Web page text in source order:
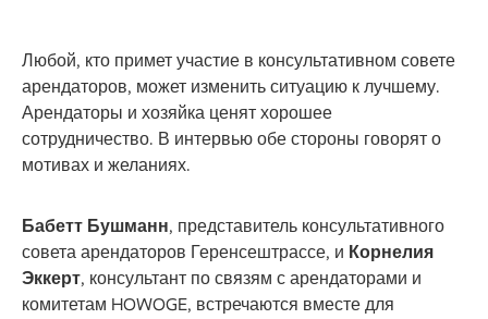
Любой, кто примет участие в консультативном совете
арендаторов, может изменить ситуацию к лучшему.
Арендаторы и хозяйка ценят хорошее
сотрудничество. В интервью обе стороны говорят о
мотивах и желаниях.
Бабетт Бушманн, представитель консультативного
совета арендаторов Геренсештрассе, и Корнелия
Эккерт, консультант по связям с арендаторами и
комитетам HOWOGE, встречаются вместе для